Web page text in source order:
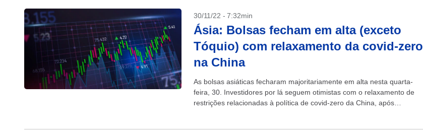
30/11/22 - 7:32min
Ásia: Bolsas fecham em alta (exceto
Tóquio) com relaxamento da covid-zero
na China
As bolsas asiáticas fecharam majoritariamente em alta nesta quarta-
feira, 30. Investidores por lá seguem otimistas com o relaxamento de
restrições relacionadas à política de covid-zero da China, após